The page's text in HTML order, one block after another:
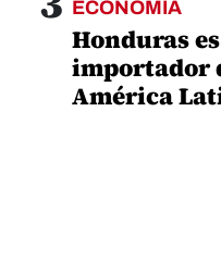
ECONOMIA
Honduras
importador
América